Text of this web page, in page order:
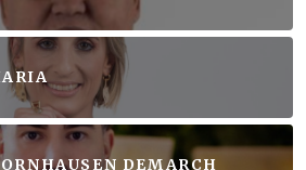
DEMARCH